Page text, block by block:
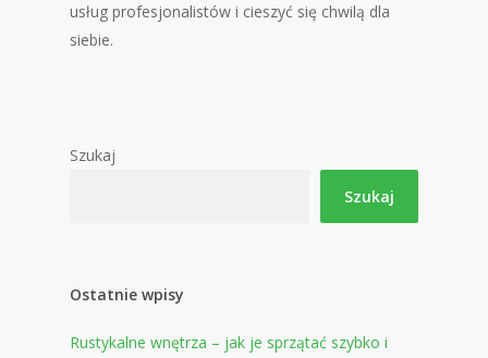
usług profesjonalistów i cieszyć się chwilą dla
siebie.
Szukaj
Szukaj
Ostatnie wpisy
Rustykalne wnętrza – jak je sprzątać szybko i